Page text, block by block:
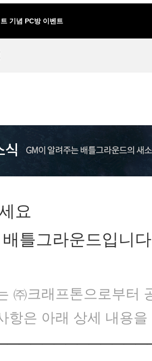
기념 PC방 이벤트
요
틀그라운드입니
㈜크래프톤으로부터
항은 아래 상세 내용